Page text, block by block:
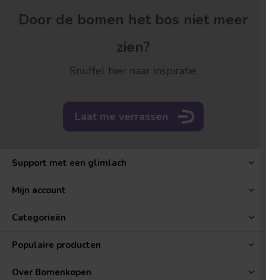
Door de bomen het bos niet meer
zien?
Snuffel hier naar inspiratie
Laat me verrassen
Support met een glimlach
Mijn account
Categorieën
Populaire producten
Over Bomenkopen